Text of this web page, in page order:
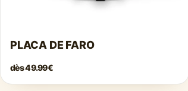
PLACA DE FARO
dès49.99€